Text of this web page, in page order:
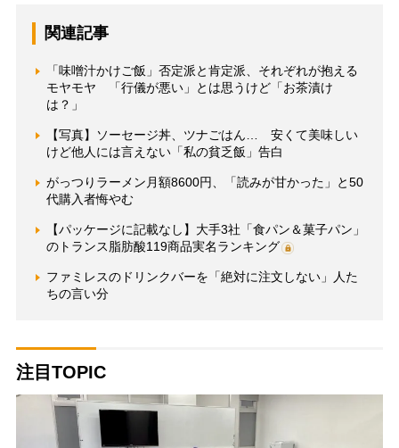
関連記事
「味噌汁かけご飯」否定派と肯定派、それぞれが抱える
モヤモヤ 「行儀が悪い」とは思うけど「お茶漬け
は？」
【写真】ソーセージ丼、ツナごはん… 安くて美味しい
けど他人には言えない「私の貧乏飯」告白
がっつりラーメン月額8600円、「読みが甘かった」と50
代購入者悔やむ
【パッケージに記載なし】大手3社「食パン＆菓子パン」
のトランス脂肪酸119商品実名ランキング
ファミレスのドリンクバーを「絶対に注文しない」人た
ちの言い分
注目TOPIC